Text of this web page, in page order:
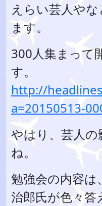
えらい芸人や
ます。
300人集まって
す。
http://
a=20150513-
やはり、芸人
ね。
勉強会の内容
治郎氏が色々